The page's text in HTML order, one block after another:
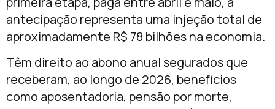
antecipação representa uma injeção total de
aproximadamente R$ 78 bilhões na economia.
Têm direito ao abono anual segurados que
receberam, ao longo de 2026, benefícios
como aposentadoria, pensão por morte,